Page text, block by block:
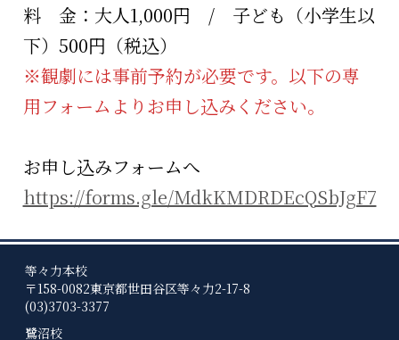
料 金：大人1,000円 / 子ども（小学生以
下）500円（税込）
※観劇には事前予約が必要です。以下の専
用フォームよりお申し込みください。
お申し込みフォームへ
https://forms.gle/MdkKMDRDEcQSbJgF7
等々力本校
〒158-0082東京都世田谷区等々力2-17-8
(03)3703-3377
鷺沼校